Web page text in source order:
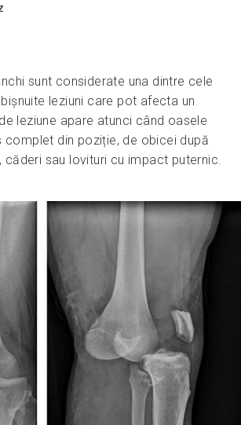
sunt considerate una dintre cele
leziuni care pot afecta un
leziune apare atunci când oasele
complet din poziție, de obicei după
sau lovituri cu impact puternic.